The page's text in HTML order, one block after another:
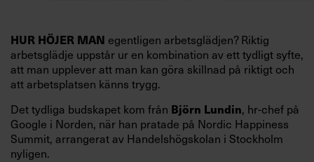
HUR HÖJER MAN egentligen arbetsglädjen? Riktig
arbetsglädje uppstår ur en kombination av ett tydligt syfte,
att man upplever att man kan göra skillnad på riktigt och
att arbetsplatsen känns trygg.
Det tydliga budskapet kom från Björn Lundin, hr-chef på
Google i Norden, när han pratade på Nordic Happiness
Summit, arrangerat av Handelshögskolan i Stockholm
nyligen.